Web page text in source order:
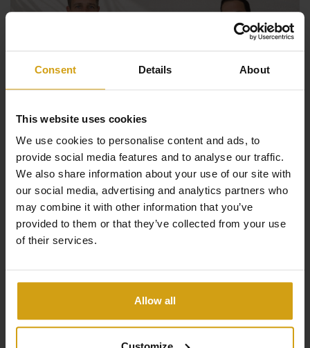
Consent Details About
This website uses cookies
We use cookies to personalise content and ads, to
provide social media features and to analyse our traffic.
We also share information about your use of our site with
our social media, advertising and analytics partners who
may combine it with other information that you’ve
provided to them or that they’ve collected from your use
of their services.
Allow all
Die Strände sind eine Oase der Ruhe mit weichem Sand
und klarem Wasser. Dénia hat eine warme und
dorthin zurückzukehren.
Die Vorteile von CasaLasDunas
Verkauf und Vermietung unter einem Dach
Wir kümmern uns um alles von A bis Z beim Hauskauf